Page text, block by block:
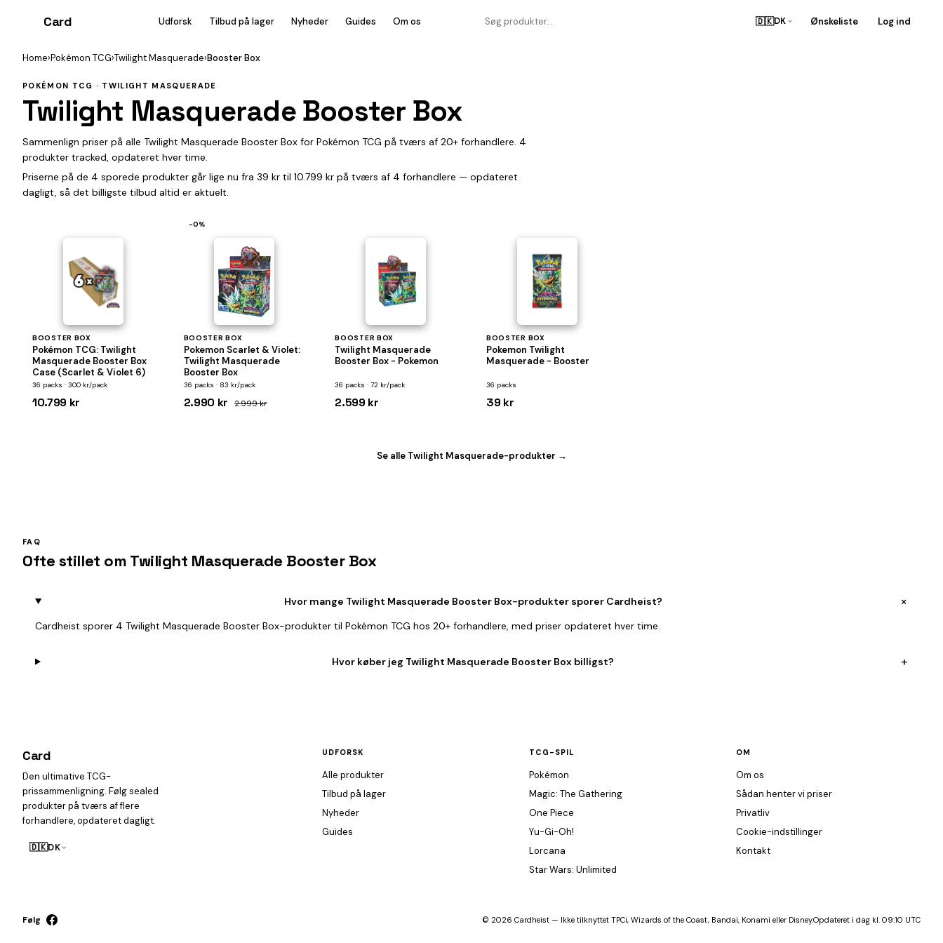
Card Udforsk Tilbud på lager Nyheder Guides Om os 🇩🇰DK Ønskeliste Log ind
Home›Pokémon TCG›Twilight Masquerade›Booster Box
POKÉMON TCG · TWILIGHT MASQUERADE
Twilight Masquerade Booster Box
Sammenlign priser på alle Twilight Masquerade Booster Box for Pokémon TCG på tværs af 20+ forhandlere. 4
produkter tracked, opdateret hver time.
Priserne på de 4 sporede produkter går lige nu fra 39 kr til 10.799 kr på tværs af 4 forhandlere — opdateret
dagligt, så det billigste tilbud altid er aktuelt.
BOOSTER BOX
Pokémon TCG: Twilight
Masquerade Booster Box
Case (Scarlet & Violet 6)
36 packs · 300 kr/pack
10.799 kr
−0%
BOOSTER BOX
Pokemon Scarlet & Violet:
Twilight Masquerade
Booster Box
36 packs · 83 kr/pack
2.990 kr 2.999 kr
BOOSTER BOX
Twilight Masquerade
Booster Box - Pokemon
36 packs · 72 kr/pack
2.599 kr
BOOSTER BOX
Pokemon Twilight
Masquerade - Booster
36 packs
39 kr
Se alle Twilight Masquerade-produkter →
FAQ
Ofte stillet om Twilight Masquerade Booster Box
Hvor mange Twilight Masquerade Booster Box-produkter sporer Cardheist? +
Cardheist sporer 4 Twilight Masquerade Booster Box-produkter til Pokémon TCG hos 20+ forhandlere, med priser opdateret hver time.
Hvor køber jeg Twilight Masquerade Booster Box billigst? +
Card
Den ultimative TCG-
prissammenligning. Følg sealed
produkter på tværs af flere
forhandlere, opdateret dagligt.
🇩🇰DK
UDFORSK
Alle produkter
Tilbud på lager
Nyheder
Guides
TCG-SPIL
Pokémon
Magic: The Gathering
One Piece
Yu-Gi-Oh!
Lorcana
Star Wars: Unlimited
OM
Om os
Sådan henter vi priser
Privatliv
Cookie-indstillinger
Kontakt
Følg © 2026 Cardheist — Ikke tilknyttet TPCi, Wizards of the Coast, Bandai, Konami eller Disney.Opdateret i dag kl. 09:10 UTC